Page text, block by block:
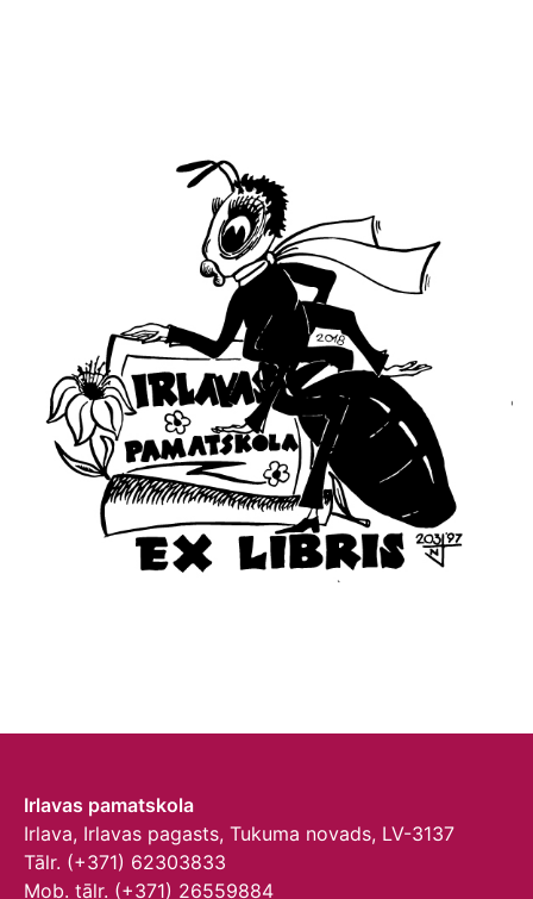
Irlavas pamatskola
Irlava, Irlavas pagasts, Tukuma novads, LV-3137
Tālr. (+371) 62303833
Mob. tālr. (+371) 26559884